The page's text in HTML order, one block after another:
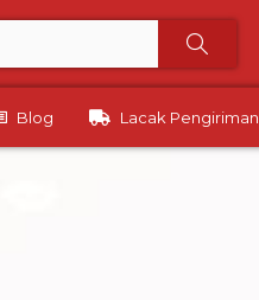
Blog Lacak Pengiriman